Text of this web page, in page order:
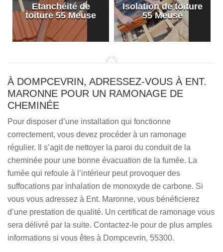
Etanchéité de
toiture 55 Meuse
Isolation de toiture
55 Meuse
À DOMPCEVRIN, ADRESSEZ-VOUS À ENT.
MARONNE POUR UN RAMONAGE DE
CHEMINÉE
Pour disposer d’une installation qui fonctionne
correctement, vous devez procéder à un ramonage
régulier. Il s’agit de nettoyer la paroi du conduit de la
cheminée pour une bonne évacuation de la fumée. La
fumée qui refoule à l’intérieur peut provoquer des
suffocations par inhalation de monoxyde de carbone. Si
vous vous adressez à Ent. Maronne, vous bénéficierez
d’une prestation de qualité. Un certificat de ramonage vous
sera délivré par la suite. Contactez-le pour de plus amples
informations si vous êtes à Dompcevrin, 55300.